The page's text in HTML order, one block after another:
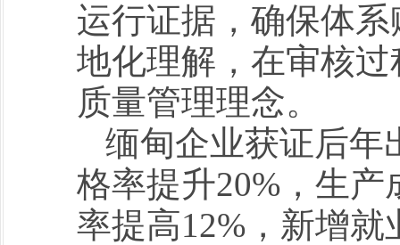
运行证据，确保体
地化理解，在审核
质量管理理念。
缅甸企业获证后年
格率提升20%，生
率提高12%，新增